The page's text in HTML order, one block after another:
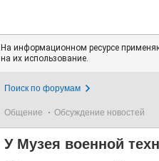
На информационном ресурсе
на их использование.
Поиск по форумам
Общение Обсуждение новостей
У Музея военной